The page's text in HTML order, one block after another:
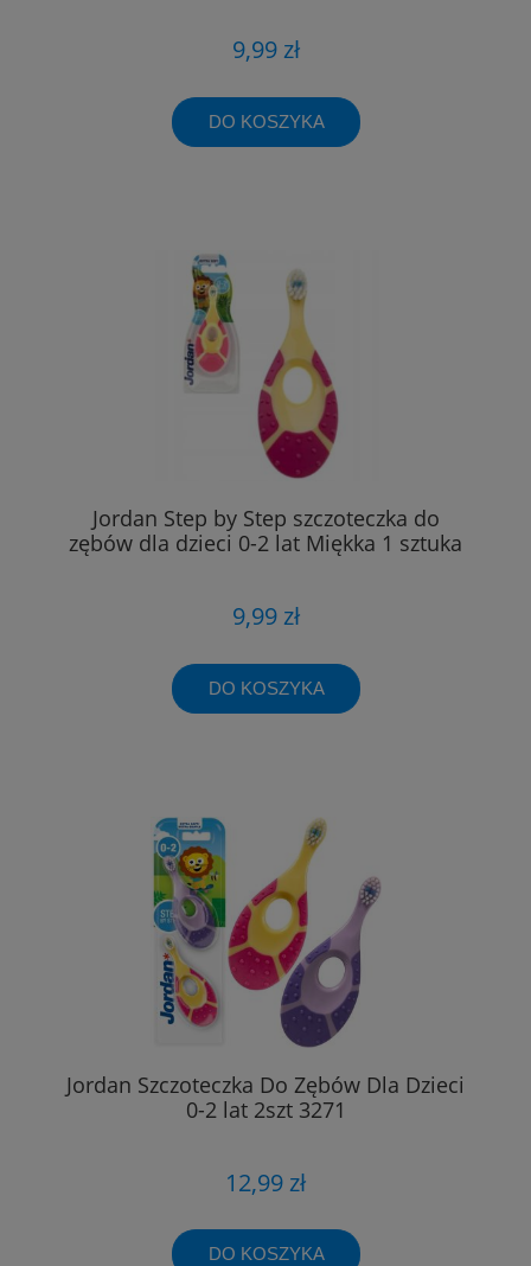
9,99 zł
DO KOSZYKA
Jordan Step by Step szczoteczka do
zębów dla dzieci 0-2 lat Miękka 1 sztuka
9,99 zł
DO KOSZYKA
Jordan Szczoteczka Do Zębów Dla Dzieci
0-2 lat 2szt 3271
12,99 zł
DO KOSZYKA